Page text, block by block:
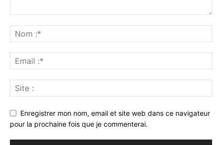
Enregistrer mon nom, email et site web dans ce navigateur
pour la prochaine fois que je commenterai.